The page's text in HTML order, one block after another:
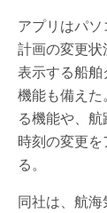
アプリはパ
計画の変更
表示する船
機能も備え
る機能や、
時刻の変更
る。
同社は、航